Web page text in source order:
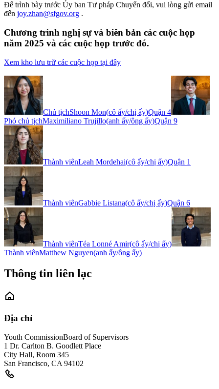
Để trình bày trước Ủy ban Tư pháp Chuyển đổi, vui lòng gửi email
đến joy.zhan@sfgov.org .
Chương trình nghị sự và biên bản các cuộc họp
năm 2025 và các cuộc họp trước đó.
Xem kho lưu trữ các cuộc họp tại đây
Chủ tịchShoon Mon(cô ấy/chị ấy)Quận 4
Phó chủ tịchMaximiliano Trujillo(anh ấy/ông ấy)Quận 9
Thành viênLeah Mordehai(cô ấy/chị ấy)Quận 1
Thành viênGabbie Listana(cô ấy/chị ấy)Quận 6
Thành viênTéa Lonné Amir(cô ấy/chị ấy)
Thành viênMatthew Nguyen(anh ấy/ông ấy)
Thông tin liên lạc
Địa chỉ
Youth CommissionBoard of Supervisors
1 Dr. Carlton B. Goodlett Place
City Hall, Room 345
San Francisco, CA 94102